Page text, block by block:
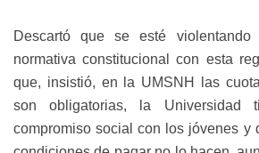
Descartó que se esté
normativa constitucional con esta
que, insistió, en la UMSNH las
son obligatorias, la Universidad
compromiso social con los jóvenes y